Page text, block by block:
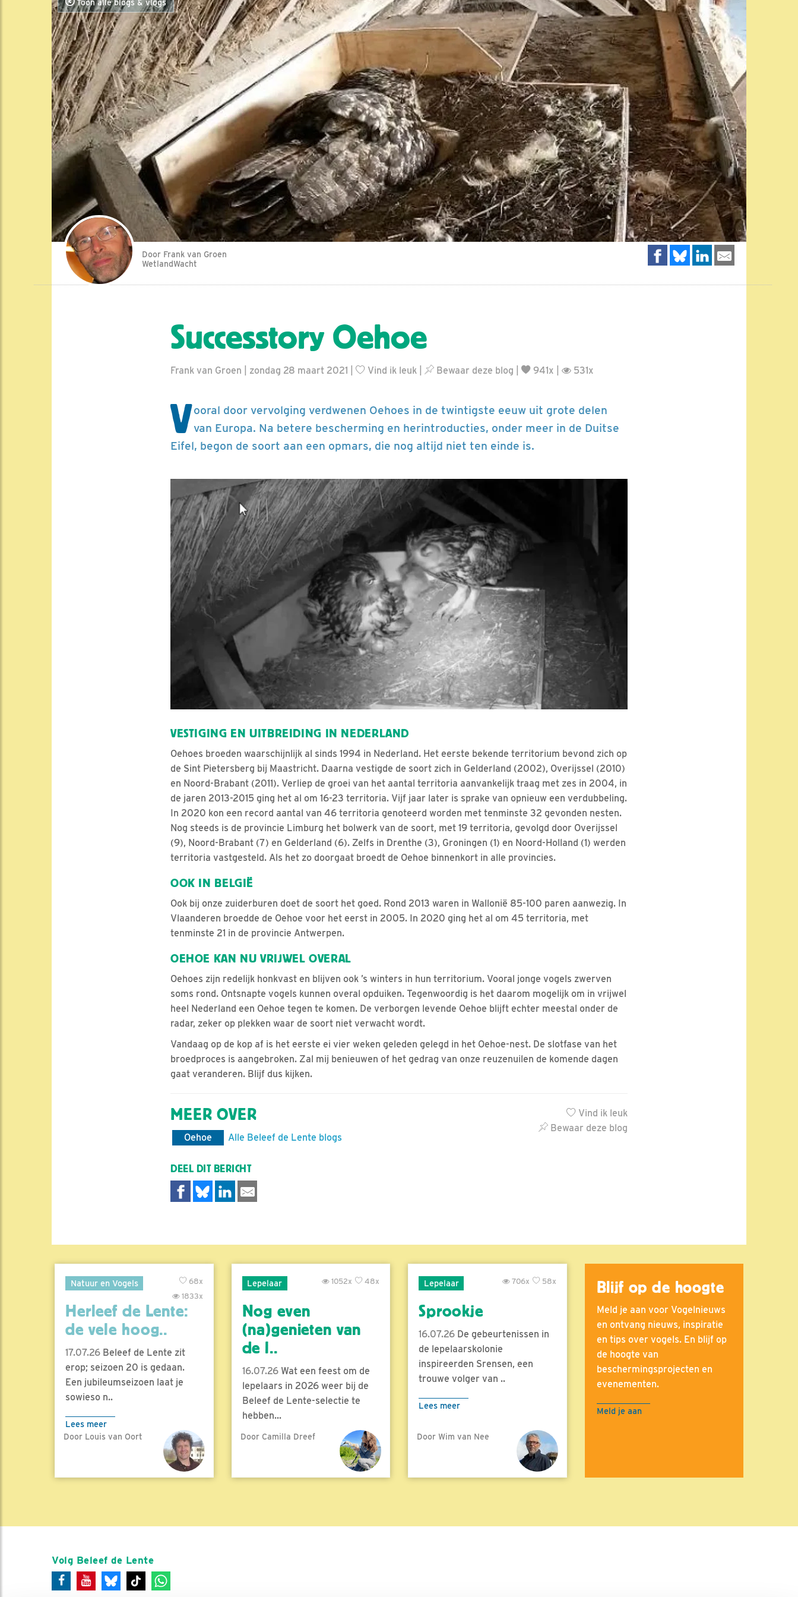
Toon alle blogs & vlogs
Door Frank van Groen
WetlandWacht
Successtory Oehoe
Frank van Groen | zondag 28 maart 2021 | Vind ik leuk Bewaar deze blog 941x | 531x
Vooral door vervolging verdwenen Oehoes in de twintigste eeuw uit grote delen
van Europa. Na betere bescherming en herintroducties, onder meer in de Duitse
Eifel, begon de soort aan een opmars, die nog altijd niet ten einde is.
VESTIGING EN UITBREIDING IN NEDERLAND
Oehoes broeden waarschijnlijk al sinds 1994 in Nederland. Het eerste bekende territorium bevond zich op
de Sint Pietersberg bij Maastricht. Daarna vestigde de soort zich in Gelderland (2002), Overijssel (2010)
en Noord-Brabant (2011). Verliep de groei van het aantal territoria aanvankelijk traag met zes in 2004, in
de jaren 2013-2015 ging het al om 16-23 territoria. Vijf jaar later is sprake van opnieuw een verdubbeling.
In 2020 kon een record aantal van 46 territoria genoteerd worden met tenminste 32 gevonden nesten.
Nog steeds is de provincie Limburg het bolwerk van de soort, met 19 territoria, gevolgd door Overijssel
(9), Noord-Brabant (7) en Gelderland (6). Zelfs in Drenthe (3), Groningen (1) en Noord-Holland (1) werden
territoria vastgesteld. Als het zo doorgaat broedt de Oehoe binnenkort in alle provincies.
OOK IN BELGIË
Ook bij onze zuiderburen doet de soort het goed. Rond 2013 waren in Wallonië 85-100 paren aanwezig. In
Vlaanderen broedde de Oehoe voor het eerst in 2005. In 2020 ging het al om 45 territoria, met
tenminste 21 in de provincie Antwerpen.
OEHOE KAN NU VRIJWEL OVERAL
Oehoes zijn redelijk honkvast en blijven ook ’s winters in hun territorium. Vooral jonge vogels zwerven
soms rond. Ontsnapte vogels kunnen overal opduiken. Tegenwoordig is het daarom mogelijk om in vrijwel
heel Nederland een Oehoe tegen te komen. De verborgen levende Oehoe blijft echter meestal onder de
radar, zeker op plekken waar de soort niet verwacht wordt.
Vandaag op de kop af is het eerste ei vier weken geleden gelegd in het Oehoe-nest. De slotfase van het
broedproces is aangebroken. Zal mij benieuwen of het gedrag van onze reuzenuilen de komende dagen
gaat veranderen. Blijf dus kijken.
Vind ik leuk
Bewaar deze blog
MEER OVER
Oehoe Alle Beleef de Lente blogs
DEEL DIT BERICHT
Natuur en Vogels
68x
1833x
Herleef de Lente:
de vele hoog..
17.07.26 Beleef de Lente zit
erop; seizoen 20 is gedaan.
Een jubileumseizoen laat je
sowieso n..
Lees meer
Door Louis van Oort
Lepelaar 48x
1052x
Nog even
(na)genieten van
de l..
16.07.26Wat een feest om de
lepelaars in 2026 weer bij de
Beleef de Lente-selectie te
hebben...
Lees meer
Door Camilla Dreef
Lepelaar 58x
706x
Sprookje
16.07.26 De gebeurtenissen in
de lepelaarskolonie
inspireerden Srensen, een
trouwe volger van ..
Lees meer
Door Wim van Nee
Blijf op de hoogte
Meld je aan voor Vogelnieuws
en ontvang nieuws, inspiratie
en tips over vogels. En blijf op
de hoogte van
beschermingsprojecten en
evenementen.
Meld je aan
Volg Beleef de Lente